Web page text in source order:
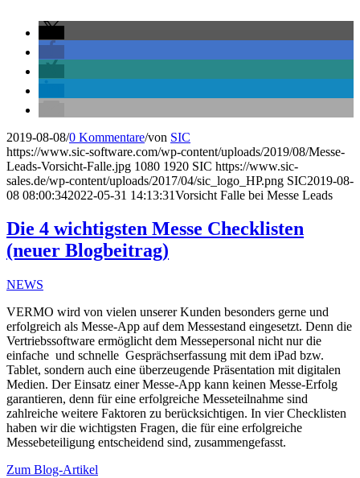
2019-08-08/0 Kommentare/von SIC
https://www.sic-software.com/wp-content/uploads/2019/08/Messe-
Leads-Vorsicht-Falle.jpg 1080 1920 SIC https://www.sic-
sales.de/wp-content/uploads/2017/04/sic_logo_HP.png SIC2019-08-
08 08:00:342022-05-31 14:13:31Vorsicht Falle bei Messe Leads
Die 4 wichtigsten Messe Checklisten
(neuer Blogbeitrag)
NEWS
VERMO wird von vielen unserer Kunden besonders gerne und
erfolgreich als Messe-App auf dem Messestand eingesetzt. Denn die
Vertriebssoftware ermöglicht dem Messepersonal nicht nur die
einfache und schnelle Gesprächserfassung mit dem iPad bzw.
Tablet, sondern auch eine überzeugende Präsentation mit digitalen
Medien. Der Einsatz einer Messe-App kann keinen Messe-Erfolg
garantieren, denn für eine erfolgreiche Messeteilnahme sind
zahlreiche weitere Faktoren zu berücksichtigen. In vier Checklisten
haben wir die wichtigsten Fragen, die für eine erfolgreiche
Messebeteiligung entscheidend sind, zusammengefasst.
Zum Blog-Artikel